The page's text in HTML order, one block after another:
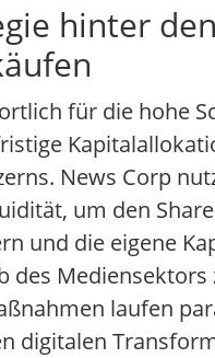
hinter den
für die hohe
News Corp
um den
und die eigene
des
laufen
digitalen